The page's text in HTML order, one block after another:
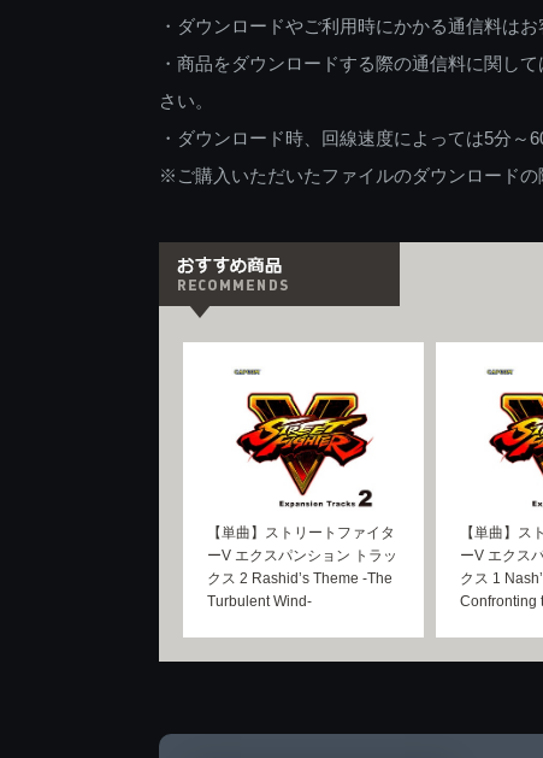
・ダウンロードやご利用時にかかる通信料は
・商品をダウンロードする際の通信料に関し
さい。
・ダウンロード時、回線速度によっては5分～
※ご購入いただいたファイルのダウンロードの
【単曲】ストリートファイタ
ーV エクスパンション トラッ
クス 2 Rashid’s Theme -The
Turbulent Wind-
【単曲】ス
ーV エクス
クス 1
Confronting